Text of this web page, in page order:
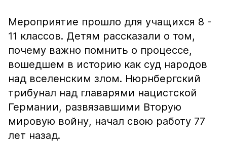
Мероприятие прошло для учащихся 8 -
11 классов. Детям рассказали о том,
почему важно помнить о процессе,
вошедшем в историю как суд народов
над вселенским злом. Нюрнбергский
трибунал над главарями нацистской
Германии, развязавшими Вторую
мировую войну, начал свою работу 77
лет назад.